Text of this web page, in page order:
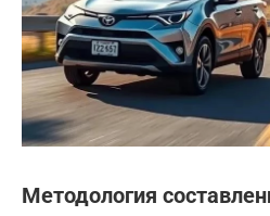
Методология